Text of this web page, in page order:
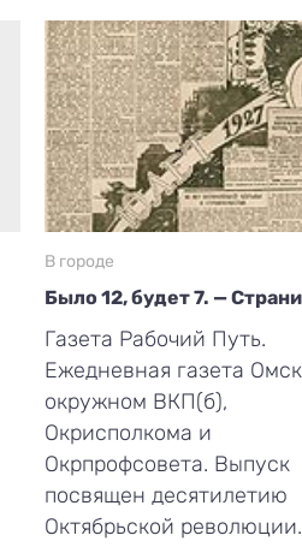
В городе
Было 12, будет 7. —
Газета Рабочий Путь.
Ежедневная газета
окружном ВКП(б),
Окрисполкома и
Окрпрофсовета. Выпуск
посвящен десятилетию
Октябрьской